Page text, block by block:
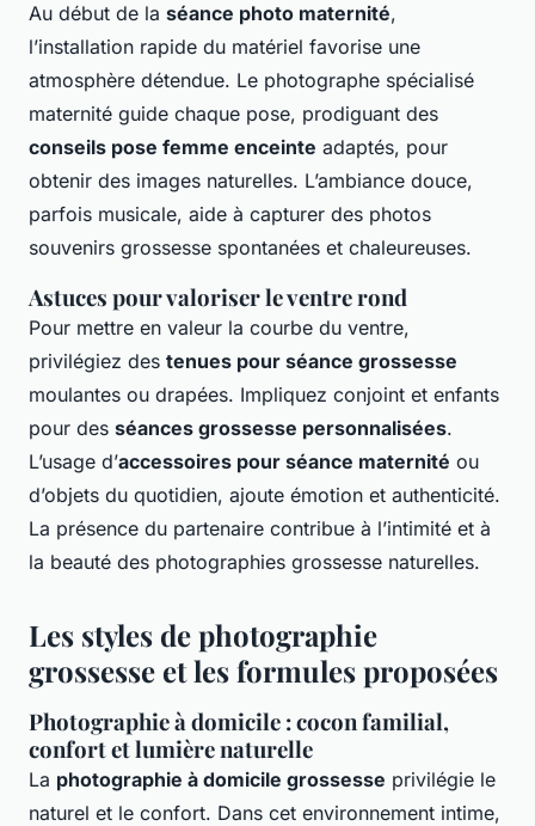
Au début de la séance photo maternité,
l’installation rapide du matériel favorise une
atmosphère détendue. Le photographe spécialisé
maternité guide chaque pose, prodiguant des
conseils pose femme enceinte adaptés, pour
obtenir des images naturelles. L’ambiance douce,
parfois musicale, aide à capturer des photos
souvenirs grossesse spontanées et chaleureuses.
Astuces pour valoriser le ventre rond
Pour mettre en valeur la courbe du ventre,
privilégiez des tenues pour séance grossesse
moulantes ou drapées. Impliquez conjoint et enfants
pour des séances grossesse personnalisées.
L’usage d’accessoires pour séance maternité ou
d’objets du quotidien, ajoute émotion et authenticité.
La présence du partenaire contribue à l’intimité et à
la beauté des photographies grossesse naturelles.
Les styles de photographie
grossesse et les formules proposées
Photographie à domicile : cocon familial,
confort et lumière naturelle
La photographie à domicile grossesse privilégie le
naturel et le confort. Dans cet environnement intime,